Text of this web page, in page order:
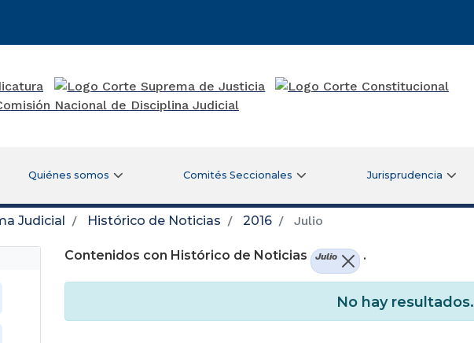
Quiénes somos Comités Seccionales Jurisprudencia
Judicial Histórico de Noticias 2016 Julio
Contenidos con Histórico de Noticias Julio .
No hay resultados.